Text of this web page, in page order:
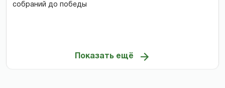
собраний до победы
Показать ещё